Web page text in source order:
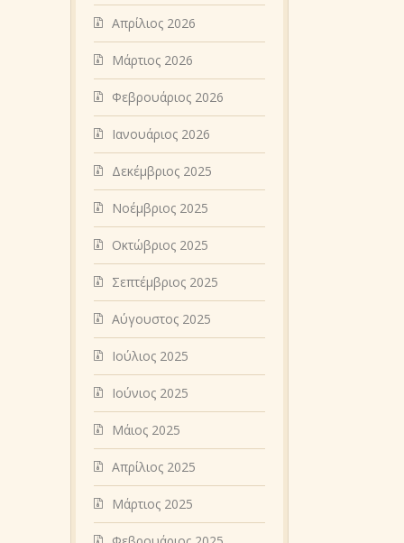
Απρίλιος 2026
Μάρτιος 2026
Φεβρουάριος 2026
Ιανουάριος 2026
Δεκέμβριος 2025
Νοέμβριος 2025
Οκτώβριος 2025
Σεπτέμβριος 2025
Αύγουστος 2025
Ιούλιος 2025
Ιούνιος 2025
Μάιος 2025
Απρίλιος 2025
Μάρτιος 2025